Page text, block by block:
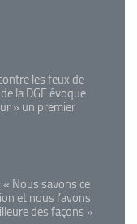
les feux de
la DGF évoque
» un premier
Nous savons ce
et nous l’avons
des façons »